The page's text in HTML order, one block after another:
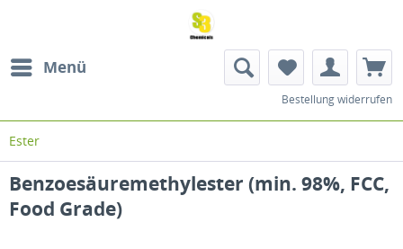
Menü
Bestellung widerrufen
Ester
Benzoesäuremethylester (min. 98%, FCC,
Food Grade)